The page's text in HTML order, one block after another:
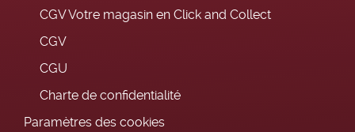
CGV Votre magasin en Click and Collect
CGV
CGU
Charte de confidentialité
Paramètres des cookies